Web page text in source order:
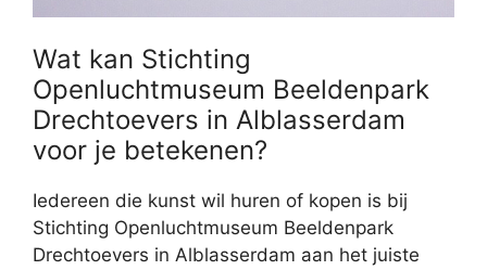
Wat kan Stichting
Openluchtmuseum Beeldenpark
Drechtoevers in Alblasserdam
voor je betekenen?
Iedereen die kunst wil huren of kopen is bij
Stichting Openluchtmuseum Beeldenpark
Drechtoevers in Alblasserdam aan het juiste